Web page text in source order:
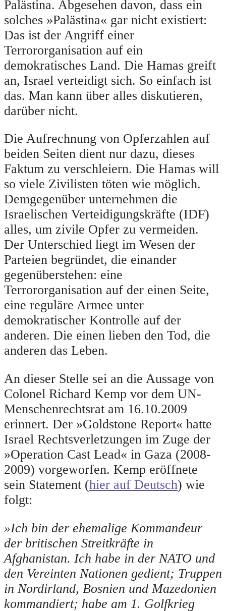
Palästina. Abgesehen davon, dass ein
solches »Palästina« gar nicht existiert:
Das ist der Angriff einer
Terrororganisation auf ein
demokratisches Land. Die Hamas greift
an, Israel verteidigt sich. So einfach ist
das. Man kann über alles diskutieren,
darüber nicht.
Die Aufrechnung von Opferzahlen auf
beiden Seiten dient nur dazu, dieses
Faktum zu verschleiern. Die Hamas will
so viele Zivilisten töten wie möglich.
Demgegenüber unternehmen die
Israelischen Verteidigungskräfte (IDF)
alles, um zivile Opfer zu vermeiden.
Der Unterschied liegt im Wesen der
Parteien begründet, die einander
gegenüberstehen: eine
Terrororganisation auf der einen Seite,
eine reguläre Armee unter
demokratischer Kontrolle auf der
anderen. Die einen lieben den Tod, die
anderen das Leben.
An dieser Stelle sei an die Aussage von
Colonel Richard Kemp vor dem UN-
Menschenrechtsrat am 16.10.2009
erinnert. Der »Goldstone Report« hatte
Israel Rechtsverletzungen im Zuge der
»Operation Cast Lead« in Gaza (2008-
2009) vorgeworfen. Kemp eröffnete
sein Statement (hier auf Deutsch) wie
folgt:
»Ich bin der ehemalige Kommandeur
der britischen Streitkräfte in
Afghanistan. Ich habe in der NATO und
den Vereinten Nationen gedient; Truppen
in Nordirland, Bosnien und Mazedonien
kommandiert; habe am 1. Golfkrieg